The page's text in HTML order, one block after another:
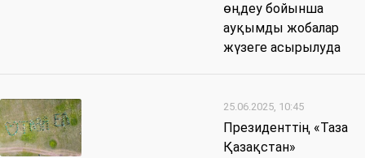
өңдеу бойынша
ауқымды жобалар
жүзеге асырылуда
25.06.2025, 10:45
Президенттің «Таза
Қазақстан»